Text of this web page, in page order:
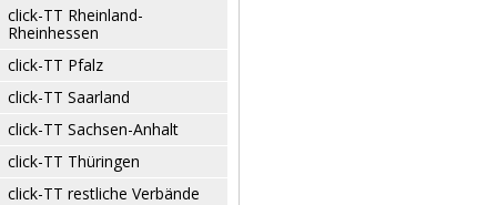
click-TT Rheinland-
Rheinhessen
click-TT Pfalz
click-TT Saarland
click-TT Sachsen-Anhalt
click-TT Thüringen
click-TT restliche Verbände